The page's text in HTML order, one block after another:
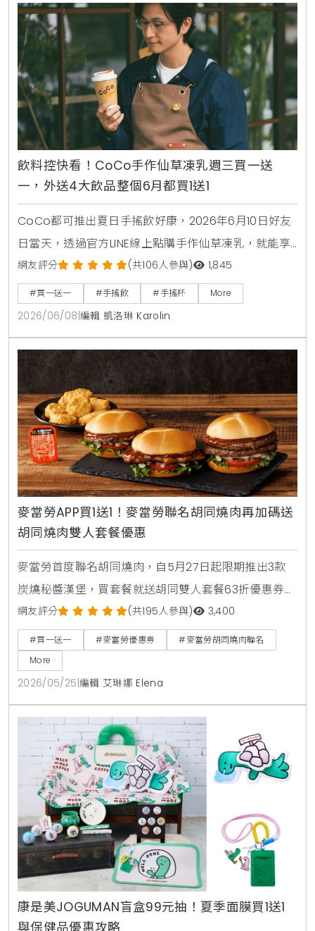
飲料控快看！CoCo手作仙草凍乳週三買一送
一，外送4大飲品整個6月都買1送1
CoCo都可推出夏日手搖飲好康，2026年6月10日好友
日當天，透過官方LINE線上點購手作仙草凍乳，就能享
有第2杯0元買1送1優惠。另外整個6月份，foodpanda
外送平台也同步推出茉香凍奶綠、芒果綠茶、四季珍椰
青、粉角生椰拿鐵等4大品項買1送1，讓大家在炎熱夏天
不用出門也能省錢消暑。
網友評分 (共106人參與) 1,845
#買一送一 #手搖飲 #手搖杯 More
2026/06/08 編輯 凱洛琳 Karolin
麥當勞APP買1送1！麥當勞聯名胡同燒肉再加碼送
胡同燒肉雙人套餐優惠
麥當勞首度聯名胡同燒肉，自5月27日起限期推出3款
炭燒秘醬漢堡，買套餐就送胡同雙人套餐63折優惠券。
人氣捲捲薯條同步回歸，還有西西里金選冰美式全新登
場，搭配APP年中慶享買1送1。
網友評分 (共195人參與) 3,400
#買一送一 #麥當勞優惠券
#麥當勞胡同燒肉聯名
More
2026/05/25 編輯 艾琳娜 Elena
康是美JOGUMAN盲盒99元抽！夏季面膜買1送1
與保健品優惠攻略